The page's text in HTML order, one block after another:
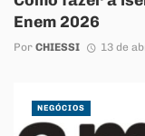
Enem 2026
Por CHIESSI 13 de
NEGÓCIOS